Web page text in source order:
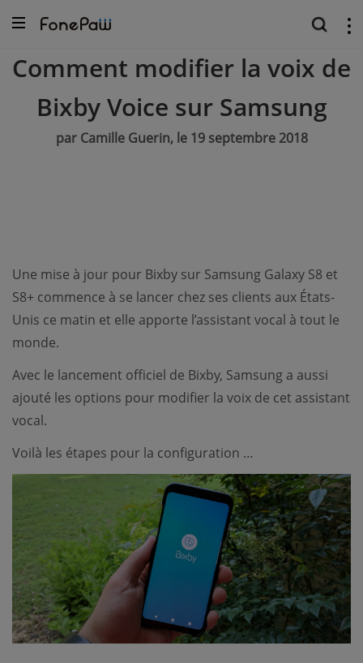
Comment modifier la voix de
Bixby Voice sur Samsung
par Camille Guerin, le 19 septembre 2018
Une mise à jour pour Bixby sur Samsung Galaxy S8 et
S8+ commence à se lancer chez ses clients aux États-
Unis ce matin et elle apporte l’assistant vocal à tout le
monde.
Avec le lancement officiel de Bixby, Samsung a aussi
ajouté les options pour modifier la voix de cet assistant
vocal.
Voilà les étapes pour la configuration …